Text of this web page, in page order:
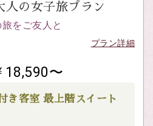
人の女子旅プラン
をご友人と
プラン詳細
18,590〜
き客室 最上階スイート